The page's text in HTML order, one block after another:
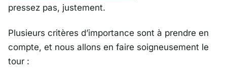
pressez pas, justement.
Plusieurs critères d’importance sont à prendre en
compte, et nous allons en faire soigneusement le
tour :